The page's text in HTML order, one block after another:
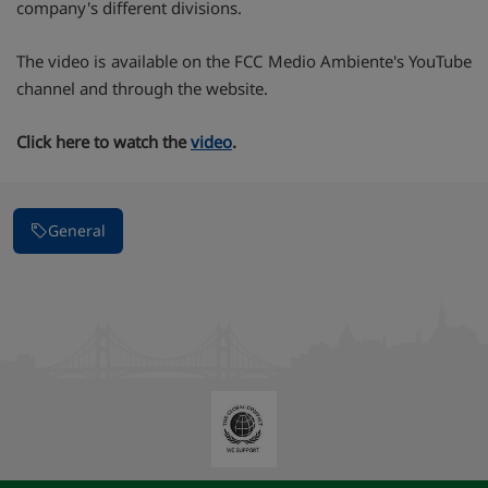
company's different divisions.
The video is available on the FCC Medio Ambiente's YouTube
channel and through the website.
Click here to watch thevideo.
General